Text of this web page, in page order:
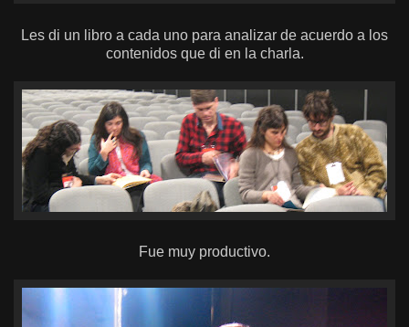
Les di un libro a cada uno para analizar de acuerdo a los
contenidos que di en la charla.
Fue muy productivo.